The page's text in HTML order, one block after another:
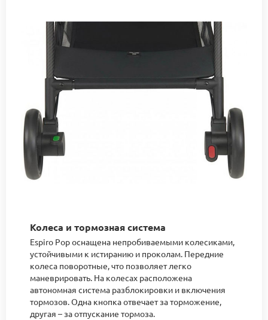
Колеса и тормозная система
Espiro Pop оснащена непробиваемыми колесиками,
устойчивыми к истиранию и проколам. Передние
колеса поворотные, что позволяет легко
маневрировать. На колесах расположена
автономная система разблокировки и включения
тормозов. Одна кнопка отвечает за торможение,
другая – за отпускание тормоза.